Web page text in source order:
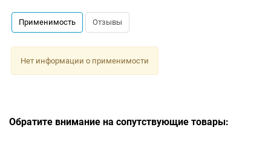
Применимость Отзывы
Нет информации о применимости
Обратите внимание на сопутствующие товары: